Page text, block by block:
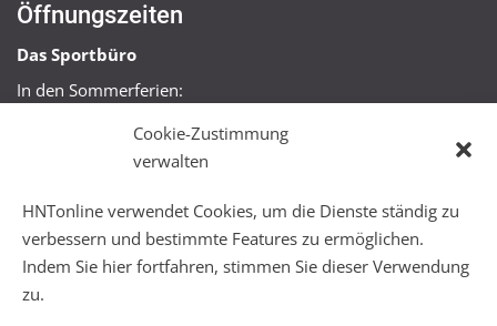
Cookie-Zustimmung
verwalten
HNTonline verwendet Cookies, um die Dienste ständig zu
verbessern und bestimmte Features zu ermöglichen.
Indem Sie hier fortfahren, stimmen Sie dieser Verwendung
zu.
Öffnungszeiten
Das Sportbüro
In den Sommerferien:
Mo + Mi 16:00 – 18:00 Uhr
Mo – Fr 08:00 – 22:00 Uhr
Sa + So 10:00 – 18:00 Uhr